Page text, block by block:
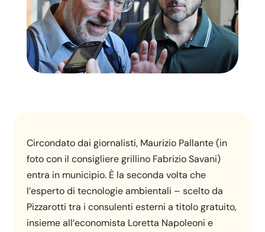
Circondato dai giornalisti, Maurizio Pallante (in
foto con il consigliere grillino Fabrizio Savani)
entra in municipio. È la seconda volta che
l’esperto di tecnologie ambientali – scelto da
Pizzarotti tra i consulenti esterni a titolo gratuito,
insieme all’economista Loretta Napoleoni e